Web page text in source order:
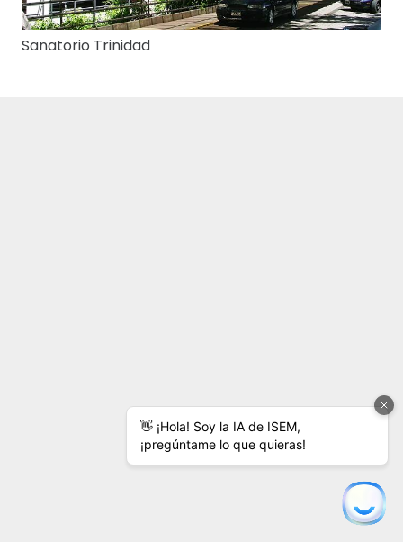
Sanatorio Trinidad